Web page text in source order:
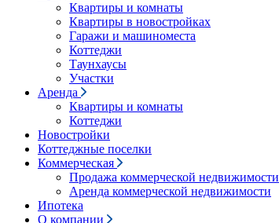
Квартиры и комнаты
Квартиры в новостройках
Гаражи и машиноместа
Коттеджи
Таунхаусы
Участки
Аренда
Квартиры и комнаты
Коттеджи
Новостройки
Коттеджные поселки
Коммерческая
Продажа коммерческой недвижимости
Аренда коммерческой недвижимости
Ипотека
О компании